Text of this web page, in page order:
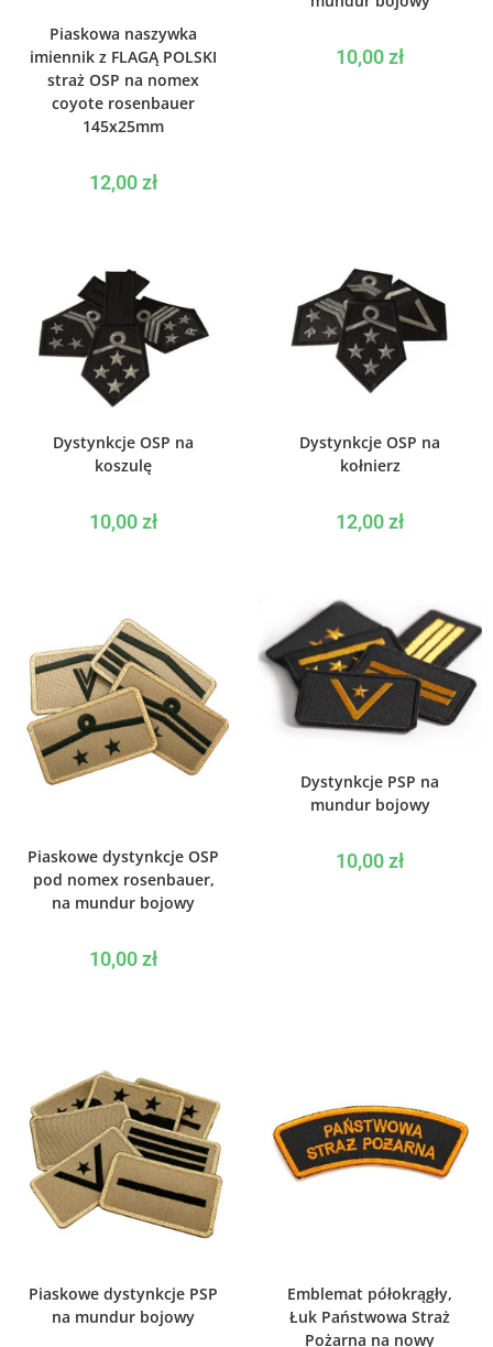
Piaskowa naszywka
imiennik z FLAGĄ POLSKI
straż OSP na nomex
coyote rosenbauer
145x25mm
12,00zł
10,00zł
Dystynkcje OSP na
koszulę
10,00zł
Dystynkcje OSP na
kołnierz
12,00zł
Piaskowe dystynkcje OSP
pod nomex rosenbauer,
na mundur bojowy
10,00zł
Dystynkcje PSP na
mundur bojowy
10,00zł
Piaskowe dystynkcje PSP
na mundur bojowy
Emblemat półokrągły,
Łuk Państwowa Straż
Pożarna na nowy